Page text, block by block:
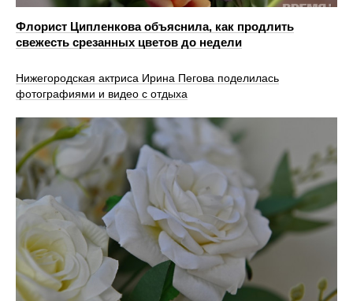
Флорист Ципленкова объяснила, как продлить
свежесть срезанных цветов до недели
Нижегородская актриса Ирина Пегова поделилась
фотографиями и видео с отдыха